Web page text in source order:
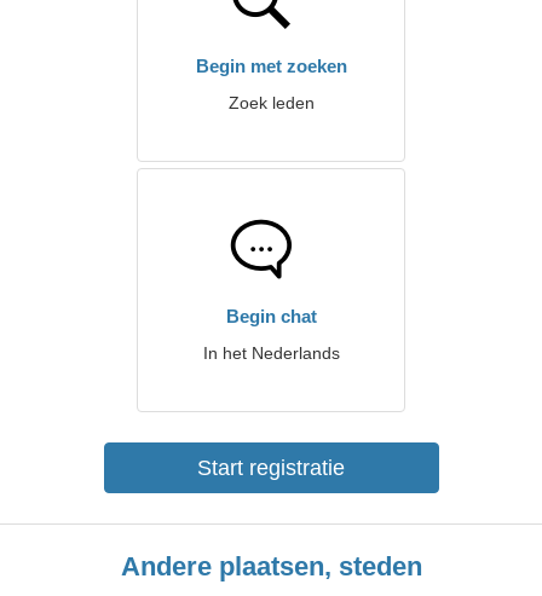
Begin met zoeken
Zoek leden
Begin chat
In het Nederlands
Start registratie
Andere plaatsen, steden